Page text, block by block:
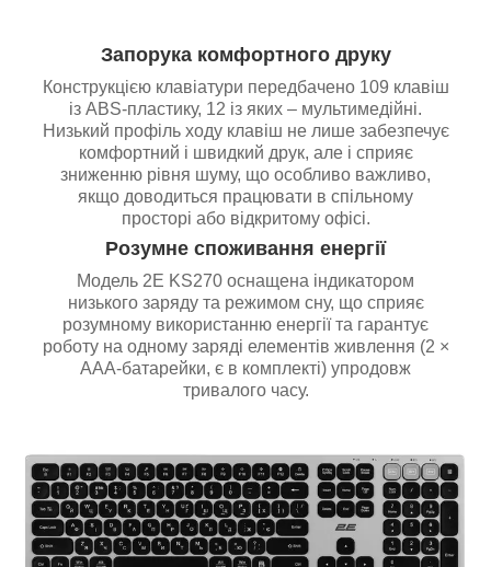
Запорука комфортного друку
Конструкцією клавіатури передбачено 109 клавіш
із ABS-пластику, 12 із яких – мультимедійні.
Низький профіль ходу клавіш не лише забезпечує
комфортний і швидкий друк, але і сприяє
зниженню рівня шуму, що особливо важливо,
якщо доводиться працювати в спільному
просторі або відкритому офісі.
Розумне споживання енергії
Модель 2E KS270 оснащена індикатором
низького заряду та режимом сну, що сприяє
розумному використанню енергії та гарантує
роботу на одному заряді елементів живлення (2 ×
ААА-батарейки, є в комплекті) упродовж
тривалого часу.